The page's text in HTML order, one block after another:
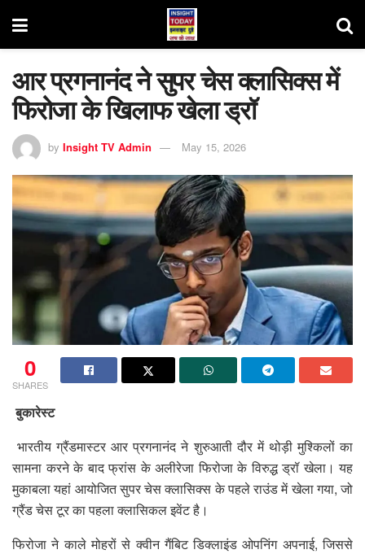
आर प्रगनानंद ने सुपर चेस क्लासिक्स में
फिरोजा के खिलाफ खेला ड्रॉ
by Insight TV Admin May 15, 2026
0
SHARES
बुकारेस्ट
भारतीय ग्रैंडमास्टर आर प्रगनानंद ने शुरुआती दौर में थोड़ी मुश्किलों का
सामना करने के बाद फ्रांस के अलीरेजा फिरोजा के विरुद्ध ड्रॉ खेला। यह
मुकाबला यहां आयोजित सुपर चेस क्लासिक्स के पहले राउंड में खेला गया, जो
ग्रैंड चेस टूर का पहला क्लासिकल इवेंट है।
फिरोजा ने काले मोहरों से क्वीन गैंबिट डिक्लाइंड ओपनिंग अपनाई, जिससे